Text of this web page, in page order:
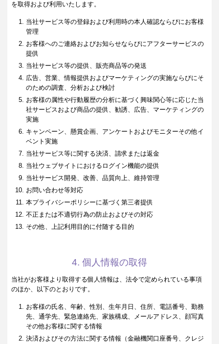
を取得および利用いたします。
当社サービス等の登録および利用時の本人確認ならびにお客様
管理
お客様へのご連絡およびお知らせならびにアフターサービスの
提供
当社サービス等の提供、販売商品等の発送
広告、営業、情報提供およびマーケティングの実施ならびにそ
のための調査、分析および検討
お客様の属性や行動履歴の分析に基づく興味関心等に応じた当
社サービスおよび商品の提供、勧誘、広告、マーケティングの
実施
キャンペーン、懸賞企画、アンケートおよびモニターその他イ
ベント実施
当社サービス等に関する決済、請求または返金
当社ウェブサイトにおけるログイン機能の提供
当社サービス開発、改善、品質向上、維持管理
お問い合わせ等対応
本プライバシーポリシーに基づく第三者提供
不正または不適切行為の防止およびその対応
その他、上記利用目的に付随する目的
4. 個人情報の取得
当社がお客様より取得する個人情報は、法令で定められている事項
のほか、以下のとおりです。
お客様の氏名、年齢、性別、生年月日、住所、電話番号、勤務
先、通学先、緊急連絡先、家族構成、メールアドレス、顔写真
その他お客様に関する情報
決済およびその方法に関する情報（金融機関口座番号、クレジ